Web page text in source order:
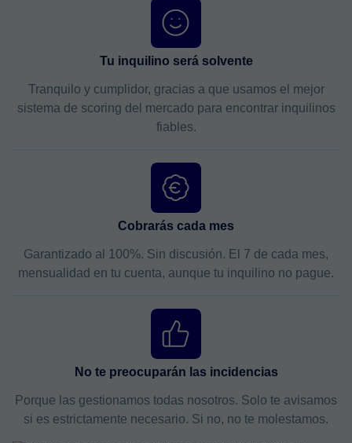
Tu inquilino será solvente
Tranquilo y cumplidor, gracias a que usamos el mejor
sistema de scoring del mercado para encontrar inquilinos
fiables.
Cobrarás cada mes
Garantizado al 100%. Sin discusión. El 7 de cada mes,
mensualidad en tu cuenta, aunque tu inquilino no pague.
No te preocuparán las incidencias
Porque las gestionamos todas nosotros. Solo te avisamos
si es estrictamente necesario. Si no, no te molestamos.